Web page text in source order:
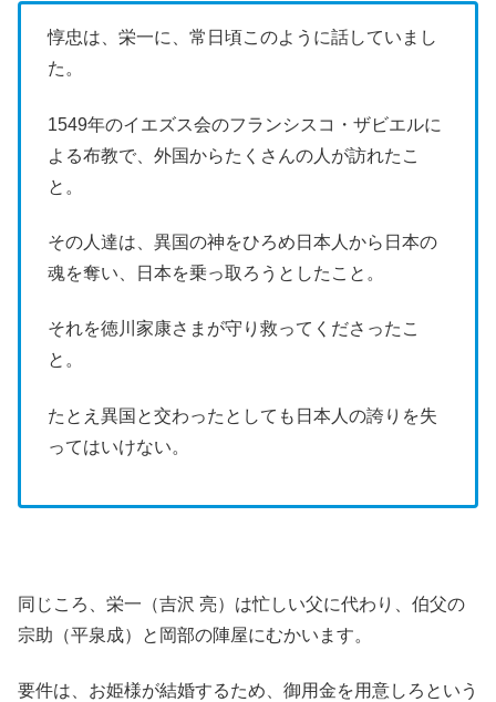
惇忠は、栄一に、常日頃このように話していまし
た。
1549年のイエズス会のフランシスコ・ザビエルに
よる布教で、外国からたくさんの人が訪れたこ
と。
その人達は、異国の神をひろめ日本人から日本の
魂を奪い、日本を乗っ取ろうとしたこと。
それを徳川家康さまが守り救ってくださったこ
と。
たとえ異国と交わったとしても日本人の誇りを失
ってはいけない。
同じころ、栄一（吉沢 亮）は忙しい父に代わり、伯父の
宗助（平泉成）と岡部の陣屋にむかいます。
要件は、お姫様が結婚するため、御用金を用意しろという